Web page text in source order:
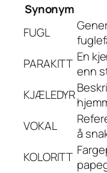
Synonym
FUGL
PARAKITT En
enn
KJÆLEDYR
VOKAL
å
KOLORITT